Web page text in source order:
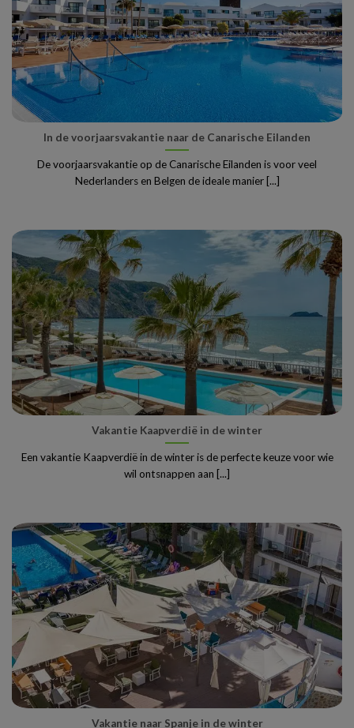
In de voorjaarsvakantie naar de Canarische Eilanden
De voorjaarsvakantie op de Canarische Eilanden is voor veel
Nederlanders en Belgen de ideale manier [...]
Vakantie Kaapverdië in de winter
Een vakantie Kaapverdië in de winter is de perfecte keuze voor wie
wil ontsnappen aan [...]
Vakantie naar Spanje in de winter